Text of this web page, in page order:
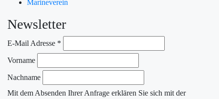
Marineverein
Newsletter
E-Mail Adresse *
Vorname
Nachname
Mit dem Absenden Ihrer Anfrage erklären Sie sich mit der